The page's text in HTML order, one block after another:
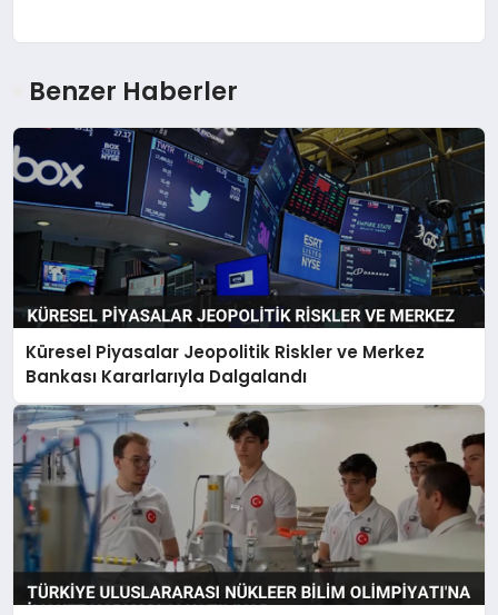
Benzer Haberler
Küresel Piyasalar Jeopolitik Riskler ve Merkez
Bankası Kararlarıyla Dalgalandı